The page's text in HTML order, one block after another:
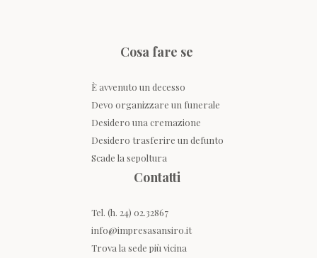
Cosa fare se
È avvenuto un decesso
Devo organizzare un funerale
Desidero una cremazione
Desidero trasferire un defunto
Scade la sepoltura
Contatti
Tel. (h. 24) 02.32867
info@impresasansiro.it
Trova la sede più vicina